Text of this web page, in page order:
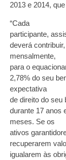
2013 e 2014,
“Cada
participante,
deverá contribuir,
mensalmente,
para o
2,78% do seu
expectativa
de direito do seu
durante 17 anos
meses. Se os
ativos
recuperarem
igualarem às